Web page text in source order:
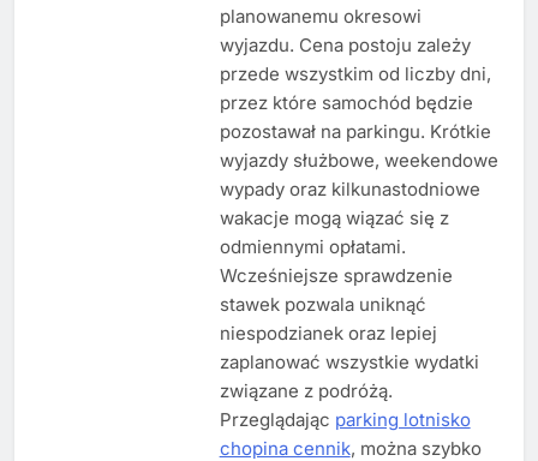
planowanemu okresowi
wyjazdu. Cena postoju zależy
przede wszystkim od liczby dni,
przez które samochód będzie
pozostawał na parkingu. Krótkie
wyjazdy służbowe, weekendowe
wypady oraz kilkunastodniowe
wakacje mogą wiązać się z
odmiennymi opłatami.
Wcześniejsze sprawdzenie
stawek pozwala uniknąć
niespodzianek oraz lepiej
zaplanować wszystkie wydatki
związane z podróżą.
Przeglądając parking lotnisko
chopina cennik, można szybko